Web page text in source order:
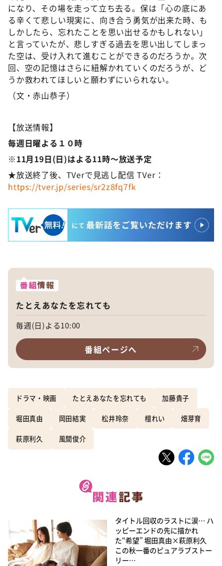
になり、その場を走って立ち去る。保は「心の底にあ
る辛くて悲しい現実に、向き合う勇気が出来た時、も
しかしたら、忘れたことを思い出せるかもしれない」
と言っていたが、悲しすぎる過去を思い出してしまっ
た空は、受け入れて進むことができるのだろうか。次
回、空の記憶はさらに紐解かれていくのだろうが、ど
うか救われてほしいと願わずにいられない。
（文・赤山恭子）
【放送情報】
毎週日曜よる１０時
※11月19日(日)はよる11時～放送予定
★放送終了後、TVerで見逃し配信 TVer：
https://tver.jp/series/sr2z8fq7fk
番組情報
たとえあなたを忘れても
毎週(日)よる10:00
番組ページへ
ドラマ・映画 たとえあなたを忘れても 加藤貴子
堀田真由 岡田結実 松井玲奈 檀れい 畑芽育
萩原利久 風間俊介
タイトル回収のラストに涙… ハ
ッピーエンドの先に描かれ
た“希望” 堀田真由×萩原利久
この秋一番のピュアラブストー
リー…